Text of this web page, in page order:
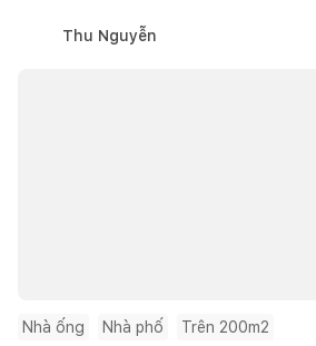
Thu Nguyễn
Nhà ống Nhà phố Trên 200m2